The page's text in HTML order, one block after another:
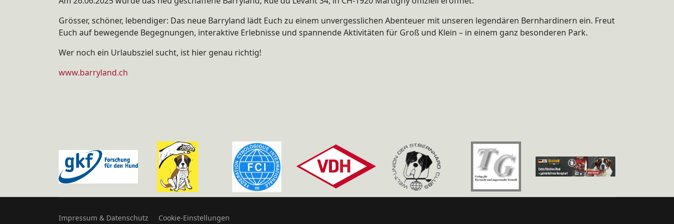
Grösser, schöner, lebendiger: Das neue Barryland lädt Euch zu einem unvergesslichen Abenteuer mit unseren legendären Bernhardinern ein. Freut
Euch auf bewegende Begegnungen, interaktive Erlebnisse und spannende Aktivitäten für Groß und Klein – in einem ganz besonderen Park.
Wer noch ein Urlaubsziel sucht, ist hier genau richtig!
www.barryland.ch
Impressum & Datenschutz Cookie-Einstellungen